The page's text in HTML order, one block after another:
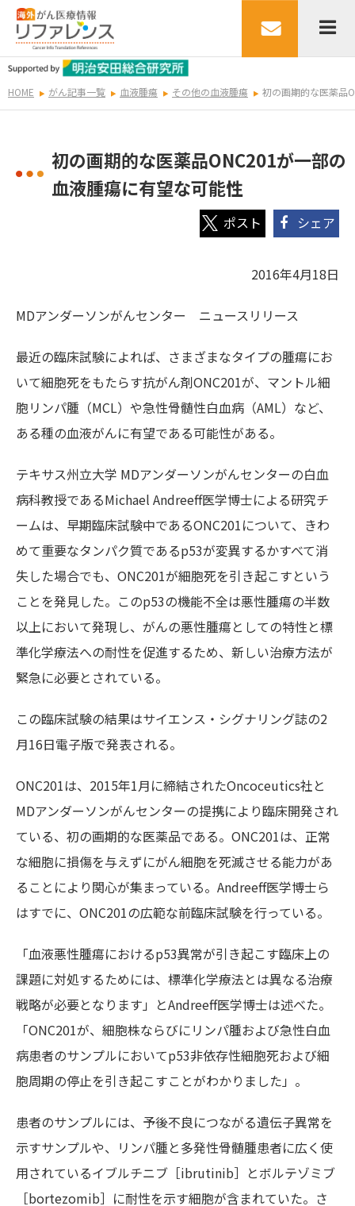
HOME がん記事一覧 血液腫瘍 その他の血液腫瘍 初の画期的な医薬品
初の画期的な医薬品ONC201が一部の
血液腫瘍に有望な可能性
シェア
2016年4月18日
MDアンダーソンがんセンター ニュースリリース
最近の臨床試験によれば、さまざまなタイプの腫瘍にお
いて細胞死をもたらす抗がん剤ONC201が、マントル細
胞リンパ腫（MCL）や急性骨髄性白血病（AML）など、
ある種の血液がんに有望である可能性がある。
テキサス州立大学 MDアンダーソンがんセンターの白血
病科教授であるMichael Andreeff医学博士による研究チ
ームは、早期臨床試験中であるONC201について、きわ
めて重要なタンパク質であるp53が変異するかすべて消
失した場合でも、ONC201が細胞死を引き起こすという
ことを発見した。このp53の機能不全は悪性腫瘍の半数
以上において発現し、がんの悪性腫瘍としての特性と標
準化学療法への耐性を促進するため、新しい治療方法が
緊急に必要とされている。
この臨床試験の結果はサイエンス・シグナリング誌の2
月16日電子版で発表される。
ONC201は、2015年1月に締結されたOncoceutics社と
MDアンダーソンがんセンターの提携により臨床開発され
ている、初の画期的な医薬品である。ONC201は、正常
な細胞に損傷を与えずにがん細胞を死滅させる能力があ
ることにより関心が集まっている。Andreeff医学博士ら
はすでに、ONC201の広範な前臨床試験を行っている。
「血液悪性腫瘍におけるp53異常が引き起こす臨床上の
課題に対処するためには、標準化学療法とは異なる治療
戦略が必要となります」とAndreeff医学博士は述べた。
「ONC201が、細胞株ならびにリンパ腫および急性白血
病患者のサンプルにおいてp53非依存性細胞死および細
胞周期の停止を引き起こすことがわかりました」。
患者のサンプルには、予後不良につながる遺伝子異常を
示すサンプルや、リンパ腫と多発性骨髄腫患者に広く使
用されているイブルチニブ［ibrutinib］とボルテゾミブ
［bortezomib］に耐性を示す細胞が含まれていた。さ